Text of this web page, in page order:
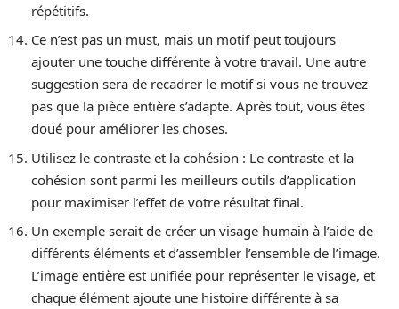
répétitifs.
Ce n’est pas un must, mais un motif peut toujours
ajouter une touche différente à votre travail. Une autre
suggestion sera de recadrer le motif si vous ne trouvez
pas que la pièce entière s’adapte. Après tout, vous êtes
doué pour améliorer les choses.
Utilisez le contraste et la cohésion : Le contraste et la
cohésion sont parmi les meilleurs outils d’application
pour maximiser l’effet de votre résultat final.
Un exemple serait de créer un visage humain à l’aide de
différents éléments et d’assembler l’ensemble de l’image.
L’image entière est unifiée pour représenter le visage, et
chaque élément ajoute une histoire différente à sa